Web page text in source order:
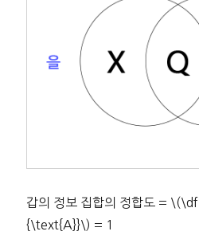
갑의 정보 집합의 정합도 =
{\text{A}}\) = 1